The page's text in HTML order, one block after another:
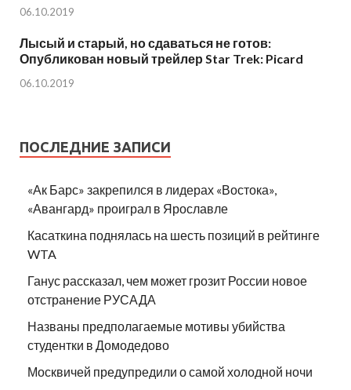
06.10.2019
Лысый и старый, но сдаваться не готов:
Опубликован новый трейлер Star Trek: Picard
06.10.2019
ПОСЛЕДНИЕ ЗАПИСИ
«Ак Барс» закрепился в лидерах «Востока»,
«Авангард» проиграл в Ярославле
Касаткина поднялась на шесть позиций в рейтинге
WTA
Ганус рассказал, чем может грозит России новое
отстранение РУСАДА
Названы предполагаемые мотивы убийства
студентки в Домодедово
Москвичей предупредили о самой холодной ночи